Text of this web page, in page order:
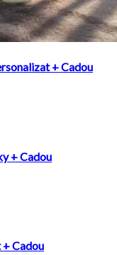
+ Cadou
+ Cadou
Cadou